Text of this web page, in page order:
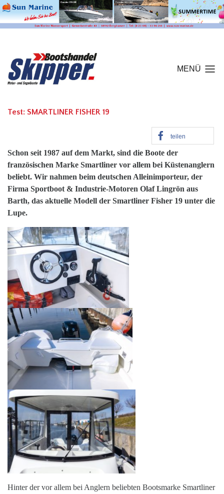
MENÜ
Test: SMARTLINER FISHER 19
teilen
Schon seit 1987 auf dem Markt, sind die Boote der
französischen Marke Smartliner vor allem bei Küstenanglern
beliebt. Wir nahmen beim deutschen Alleinimporteur, der
Firma Sportboot & Industrie-Motoren Olaf Lingrön aus
Barth, das aktuelle Modell der Smartliner Fisher 19 unter die
Lupe.
Hinter der vor allem bei Anglern beliebten Bootsmarke Smartliner